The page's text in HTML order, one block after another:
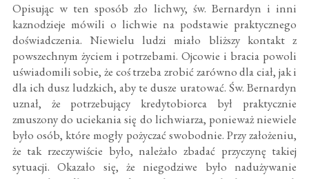
Opisując w ten sposób zło lichwy, św. Bernardyn i inni
kaznodzieje mówili o lichwie na podstawie praktycznego
doświadczenia. Niewielu ludzi miało bliższy kontakt z
powszechnym życiem i potrzebami. Ojcowie i bracia powoli
uświadomili sobie, że coś trzeba zrobić zarówno dla ciał, jak i
dla ich dusz ludzkich, aby te dusze uratować. Św. Bernardyn
uznał, że potrzebujący kredytobiorca był praktycznie
zmuszony do uciekania się do lichwiarza, ponieważ niewiele
było osób, które mogły pożyczać swobodnie. Przy założeniu,
że tak rzeczywiście było, należało zbadać przyczynę takiej
sytuacji. Okazało się, że niegodziwe było nadużywanie